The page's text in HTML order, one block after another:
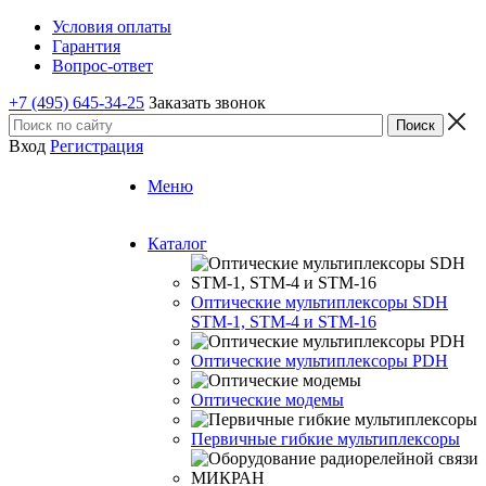
Условия оплаты
Гарантия
Вопрос-ответ
+7 (495) 645-34-25 Заказать звонок
Вход Регистрация
Меню
Каталог
Оптические мультиплексоры SDH
STM-1, STM-4 и STM-16
Оптические мультиплексоры PDH
Оптические модемы
Первичные гибкие мультиплексоры